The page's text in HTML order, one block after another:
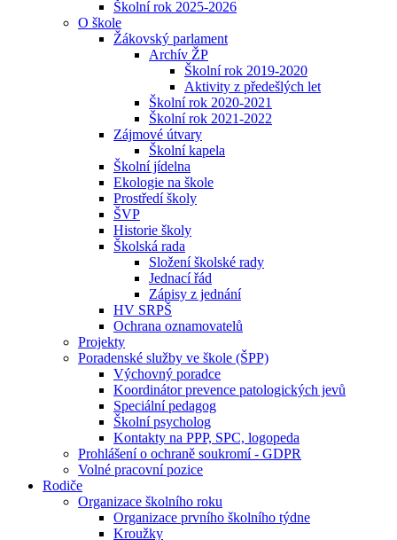
Školní rok 2025-2026
O škole
Žákovský parlament
Archív ŽP
Školní rok 2019-2020
Aktivity z předešlých let
Školní rok 2020-2021
Školní rok 2021-2022
Zájmové útvary
Školní kapela
Školní jídelna
Ekologie na škole
Prostředí školy
ŠVP
Historie školy
Školská rada
Složení školské rady
Jednací řád
Zápisy z jednání
HV SRPŠ
Ochrana oznamovatelů
Projekty
Poradenské služby ve škole (ŠPP)
Výchovný poradce
Koordinátor prevence patologických jevů
Speciální pedagog
Školní psycholog
Kontakty na PPP, SPC, logopeda
Prohlášení o ochraně soukromí - GDPR
Volné pracovní pozice
Rodiče
Organizace školního roku
Organizace prvního školního týdne
Kroužky